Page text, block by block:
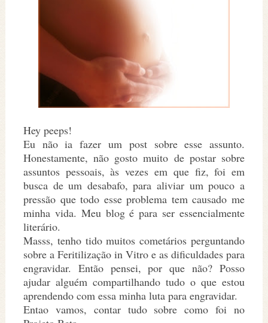
Hey peeps!
Eu não ia fazer um post sobre esse assunto.
Honestamente, não gosto muito de postar sobre
assuntos pessoais, às vezes em que fiz, foi em
busca de um desabafo, para aliviar um pouco a
pressão que todo esse problema tem causado me
minha vida. Meu blog é para ser essencialmente
literário.
Masss, tenho tido muitos cometários perguntando
sobre a Feritilização in Vitro e as dificuldades para
engravidar. Então pensei, por que não? Posso
ajudar alguém compartilhando tudo o que estou
aprendendo com essa minha luta para engravidar.
Entao vamos, contar tudo sobre como foi no